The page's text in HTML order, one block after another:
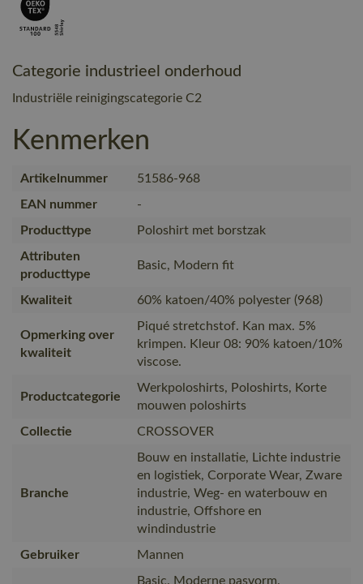
Categorie industrieel onderhoud
Industriële reinigingscategorie C2
Kenmerken
Artikelnummer
51586-968
EAN nummer
-
Producttype
Poloshirt met borstzak
Attributen
producttype
Basic, Modern fit
Kwaliteit 60% katoen/40% polyester (968)
Opmerking over
kwaliteit
Piqué stretchstof. Kan max. 5%
krimpen. Kleur 08: 90% katoen/10%
viscose.
Productcategorie
Werkpoloshirts, Poloshirts, Korte
mouwen poloshirts
Collectie
CROSSOVER
Branche
Bouw en installatie, Lichte industrie
en logistiek, Corporate Wear, Zware
industrie, Weg- en waterbouw en
industrie, Offshore en
windindustrie
Gebruiker
Mannen
Basic. Moderne pasvorm.